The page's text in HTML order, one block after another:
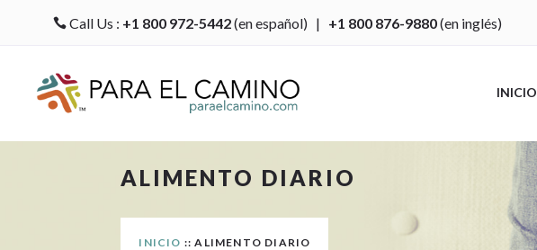
Call Us : +1 800 972-5442(en español) | +1 800 876-9880(en inglés)
INICIO
ALIMENTO DIARIO
INICIO :: ALIMENTO DIARIO